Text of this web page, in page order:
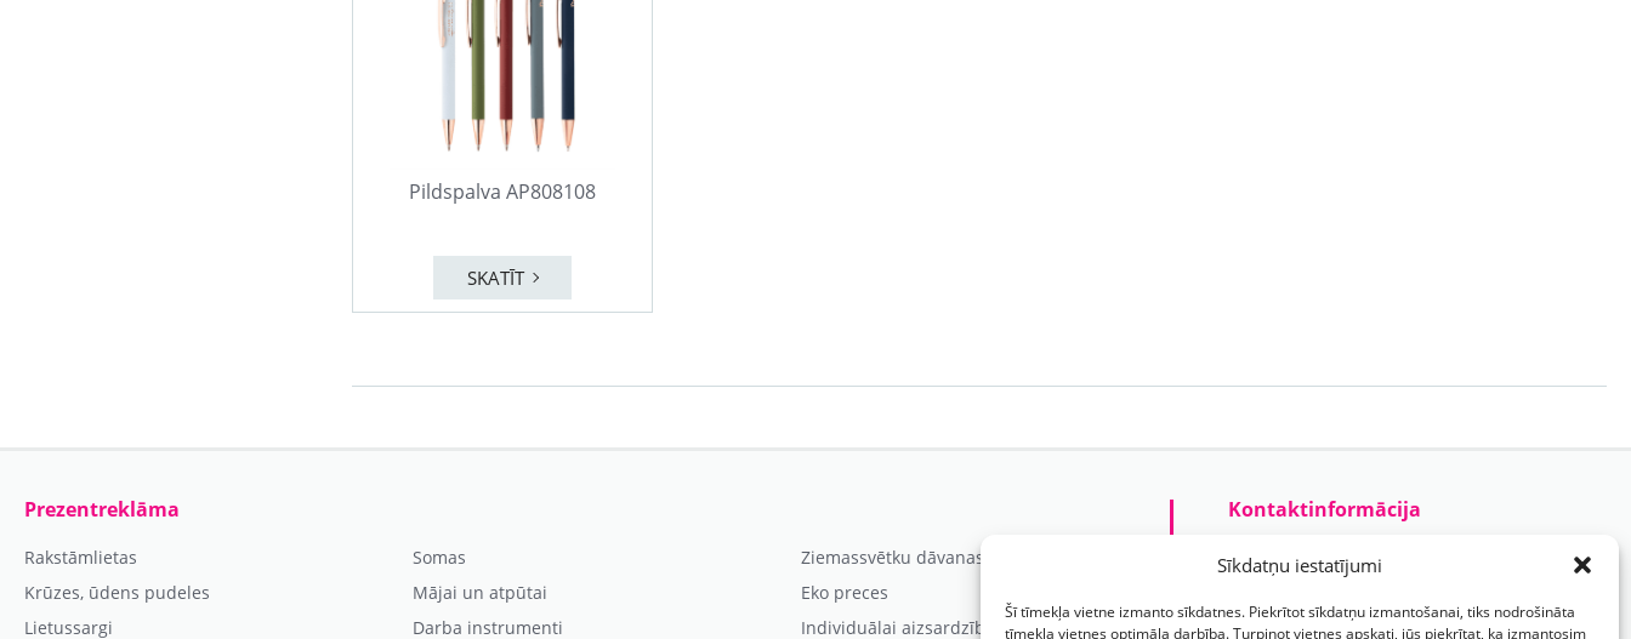
Sīkdatņu iestatījumi
Šī tīmekļa vietne izmanto sīkdatnes. Piekrītot sīkdatņu izmantošanai, tiks nodrošināta
tīmekļa vietnes optimāla darbība. Turpinot vietnes apskati, jūs piekrītat, ka izmantosim
Pildspalva AP808108
SKATĪT
Prezentreklāma
Rakstāmlietas
Krūzes, ūdens pudeles
Lietussargi
Somas
Mājai un atpūtai
Darba instrumenti
Ziemassvētku dāvanas
Eko preces
Individuālai aizsardzībai
Kontaktinformācija
Prezentreklāmas aģentūra “PARIS”
Tālr.:(+371) 29118114